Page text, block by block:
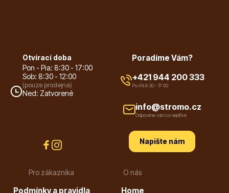
Otvírací doba
Pon - Pia: 8:30 - 17:00
Sob: 8:30 - 12:00
(pouze prodejna)
Ned: Zatvorené
Pro zákazníka
Podmínky a pravidla
O nás
Home
Poradíme Vám?
+421 944 200 333
Po-Pá 8:30 - 17:00
info@stromo.cz
Odpovíme vám co nejdříve
Napište nám